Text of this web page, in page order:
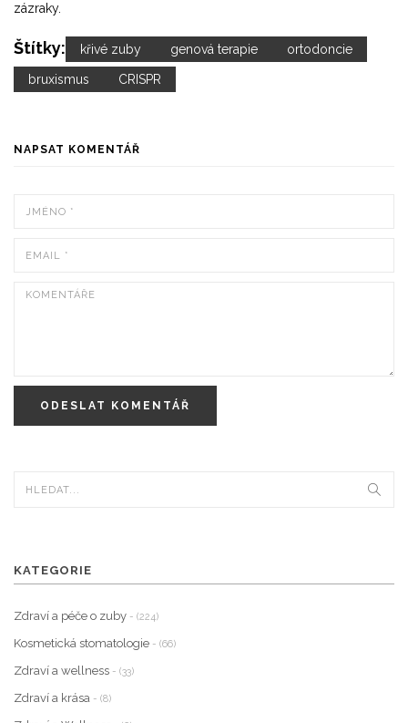
zázraky.
Štítky: křivé zuby genová terapie ortodoncie
bruxismus CRISPR
NAPSAT KOMENTÁŘ
ODESLAT KOMENTÁŘ
KATEGORIE
Zdraví a péče o zuby - (224)
Kosmetická stomatologie - (66)
Zdraví a wellness - (33)
Zdraví a krása - (8)